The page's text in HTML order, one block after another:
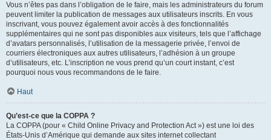
Vous n’êtes pas dans l’obligation de le faire, mais les administrateurs du forum
peuvent limiter la publication de messages aux utilisateurs inscrits. En vous
inscrivant, vous pouvez également avoir accès à des fonctionnalités
supplémentaires qui ne sont pas disponibles aux visiteurs, tels que l’affichage
d’avatars personnalisés, l’utilisation de la messagerie privée, l’envoi de
courriers électroniques aux autres utilisateurs, l’adhésion à un groupe
d’utilisateurs, etc. L’inscription ne vous prend qu’un court instant, c’est
pourquoi nous vous recommandons de le faire.
Haut
Qu’est-ce que la COPPA ?
La COPPA (pour « Child Online Privacy and Protection Act ») est une loi des
États-Unis d’Amérique qui demande aux sites internet collectant